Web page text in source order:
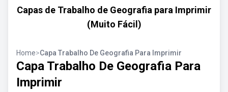
Capas de Trabalho de Geografia para Imprimir
(Muito Fácil)
Home>Capa Trabalho De Geografia Para Imprimir
Capa Trabalho De Geografia Para
Imprimir